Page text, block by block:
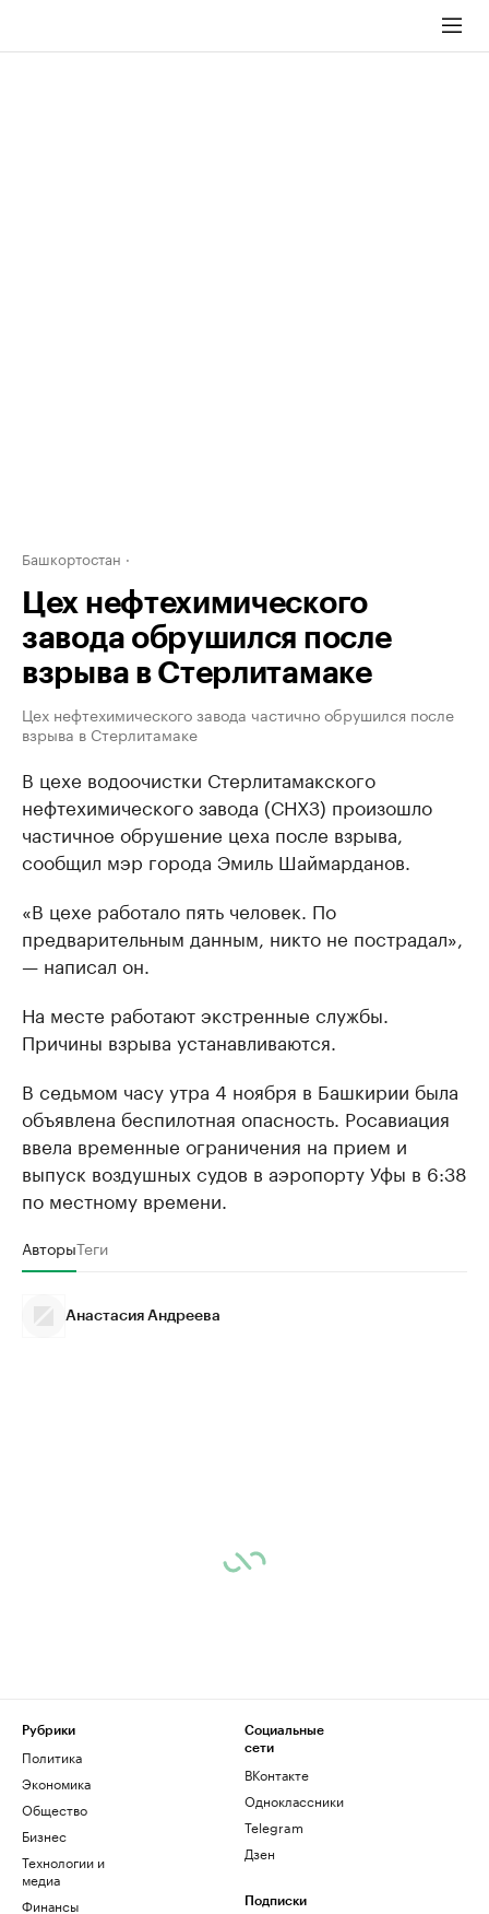
Башкортостан
Цех нефтехимического
завода обрушился после
взрыва в Стерлитамаке
Цех нефтехимического завода частично обрушился после
взрыва в Стерлитамаке
В цехе водоочистки Стерлитамакского
нефтехимического завода (СНХЗ) произошло
частичное обрушение цеха после взрыва,
сообщил мэр города Эмиль Шаймарданов.
«В цехе работало пять человек. По
предварительным данным, никто не пострадал»,
— написал он.
На месте работают экстренные службы.
Причины взрыва устанавливаются.
В седьмом часу утра 4 ноября в Башкирии была
объявлена беспилотная опасность. Росавиация
ввела временные ограничения на прием и
выпуск воздушных судов в аэропорту Уфы в 6:38
по местному времени.
АвторыТеги
Анастасия Андреева
Рубрики
Политика
Экономика
Общество
Бизнес
Технологии и
медиа
Финансы
Социальные
сети
ВКонтакте
Одноклассники
Telegram
Дзен
Подписки